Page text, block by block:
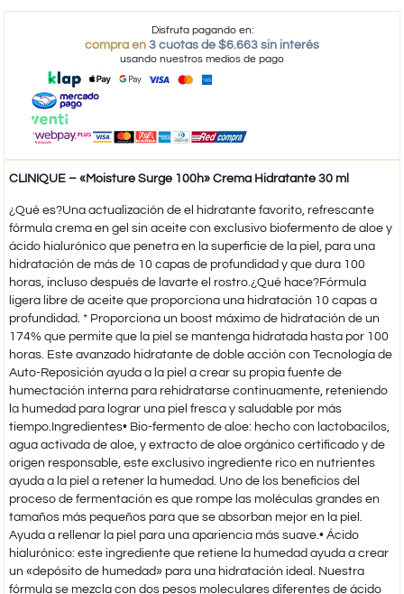
Disfruta pagando en:
compra en 3 cuotas de $6.663 sin interés
usando nuestros medios de pago
CLINIQUE – «Moisture Surge 100h» Crema Hidratante 30 ml
¿Qué es?Una actualización de el hidratante favorito, refrescante
fórmula crema en gel sin aceite con exclusivo biofermento de aloe y
ácido hialurónico que penetra en la superficie de la piel, para una
hidratación de más de 10 capas de profundidad y que dura 100
horas, incluso después de lavarte el rostro.¿Qué hace?Fórmula
ligera libre de aceite que proporciona una hidratación 10 capas a
profundidad. * Proporciona un boost máximo de hidratación de un
174% que permite que la piel se mantenga hidratada hasta por 100
horas. Este avanzado hidratante de doble acción con Tecnología de
Auto-Reposición ayuda a la piel a crear su propia fuente de
humectación interna para rehidratarse continuamente, reteniendo
la humedad para lograr una piel fresca y saludable por más
tiempo.Ingredientes• Bio-fermento de aloe: hecho con lactobacilos,
agua activada de aloe, y extracto de aloe orgánico certificado y de
origen responsable, este exclusivo ingrediente rico en nutrientes
ayuda a la piel a retener la humedad. Uno de los beneficios del
proceso de fermentación es que rompe las moléculas grandes en
tamaños más pequeños para que se absorban mejor en la piel.
Ayuda a rellenar la piel para una apariencia más suave.• Ácido
hialurónico: este ingrediente que retiene la humedad ayuda a crear
un «depósito de humedad» para una hidratación ideal. Nuestra
fórmula se mezcla con dos pesos moleculares diferentes de ácido